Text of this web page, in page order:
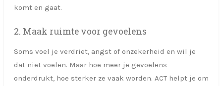
komt en gaat.
2. Maak ruimte voor gevoelens
Soms voel je verdriet, angst of onzekerheid en wil je
dat niet voelen. Maar hoe meer je gevoelens
onderdrukt, hoe sterker ze vaak worden. ACT helpt je om